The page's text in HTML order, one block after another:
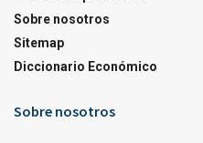
Sobre nosotros
Sitemap
Diccionario Económico
Sobre nosotros